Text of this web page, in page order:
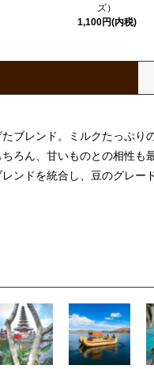
ズ）
1,100円(内税)
ブレンド。ミルクたっぷ
ろん、甘いものとの相性も
ンドを統合し、豆のグレー